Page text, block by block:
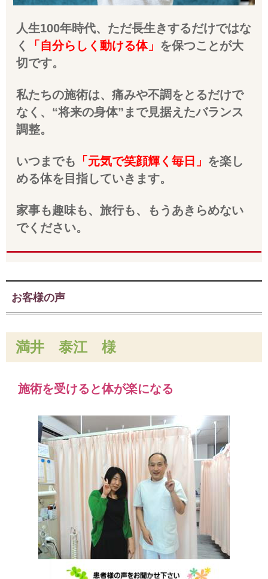
人生100年時代、ただ長生きするだけではな
く
「自分らしく動ける体」 を保つことが大
切です。
私たちの施術は、痛みや不調をとるだけで
なく、“将来の身体”まで見据えたバランス
調整。
いつまでも 「元気で笑顔輝く毎日」 を楽し
める体を目指していきます。
家事も趣味も、旅行も、もうあきらめない
でください。
お客様の声
満井 泰江 様
施術を受けると体が楽になる